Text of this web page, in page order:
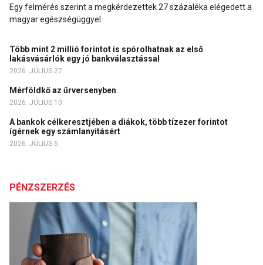
Egy felmérés szerint a megkérdezettek 27 százaléka elégedett a
magyar egészségüggyel.
Több mint 2 millió forintot is spórolhatnak az első
lakásvásárlók egy jó bankválasztással
2026. JÚLIUS 27.
Mérföldkő az űrversenyben
2026. JÚLIUS 10.
A bankok célkeresztjében a diákok, több tízezer forintot
ígérnek egy számlanyitásért
2026. JÚLIUS 6.
PÉNZSZERZÉS